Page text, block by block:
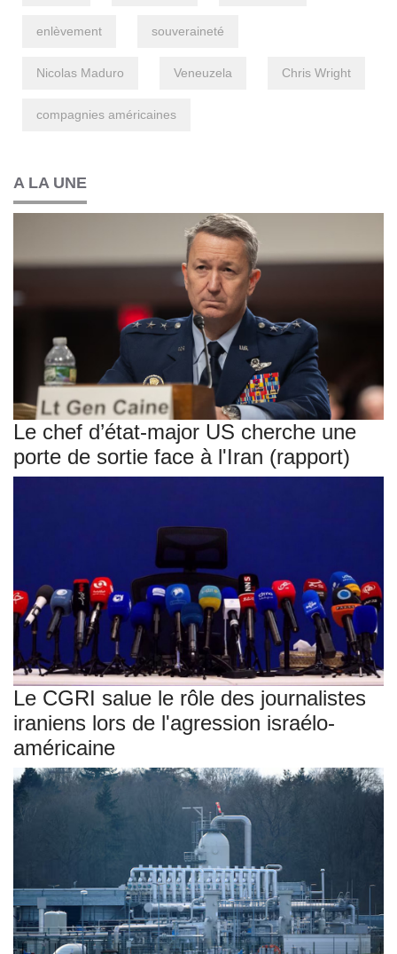
enlèvement souveraineté
Nicolas Maduro Veneuzela Chris Wright
compagnies américaines
A LA UNE
Le chef d’état-major US cherche une
porte de sortie face à l'Iran (rapport)
Le CGRI salue le rôle des journalistes
iraniens lors de l'agression israélo-
américaine